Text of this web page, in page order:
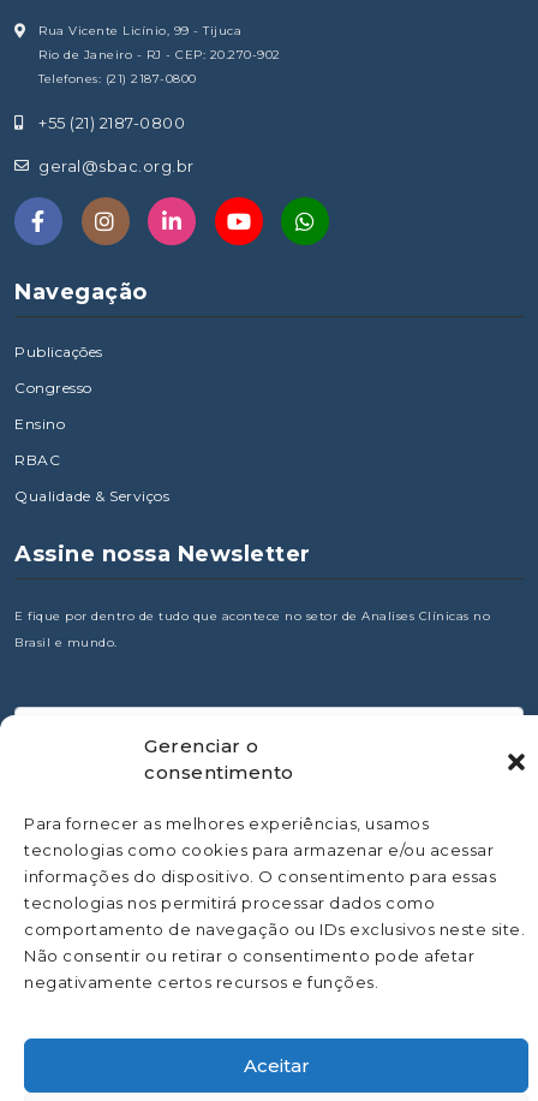
Gerenciar o
consentimento
Para fornecer as melhores experiências, usamos
tecnologias como cookies para armazenar e/ou acessar
informações do dispositivo. O consentimento para essas
tecnologias nos permitirá processar dados como
comportamento de navegação ou IDs exclusivos neste site.
Não consentir ou retirar o consentimento pode afetar
negativamente certos recursos e funções.
Aceitar
Rua Vicente Licínio, 99 - Tijuca
Rio de Janeiro - RJ - CEP: 20.270-902
Telefones: (21) 2187-0800
+55 (21) 2187-0800
geral@sbac.org.br
Navegação
Publicações
Congresso
Ensino
RBAC
Qualidade & Serviços
Assine nossa Newsletter
E fique por dentro de tudo que acontece no setor de Analises Clínicas no
Brasil e mundo.
©Todos os direitos Reservado a SBAC - Sociedade Brasileira de
Análises Clínicas | Desenvolvido pela